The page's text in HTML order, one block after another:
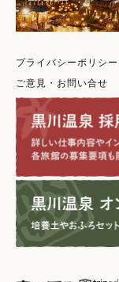
プライバシーポリシー
ご意見・お問い合せ